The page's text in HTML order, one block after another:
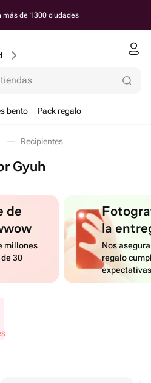
más de 1300 ciudades
bento Pack regalo
Recipientes
Gyuh
de
millones
30
la
Nos
regalo